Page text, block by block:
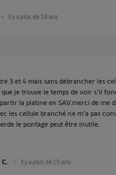
il y a plus de 10 ans
3 et 4 mais sans débrancher les
je trouve le temps de voir s'il
la platine en SAV.merci de me
les cellule branché ne m'a pas
le pontage peut être inutile.
il y a plus de 10 ans